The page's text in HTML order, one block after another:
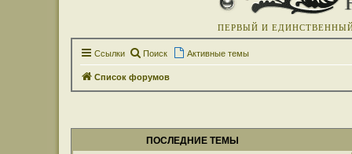
ПЕРВЫЙ И
Ссылки Поиск Активные темы
Список форумов
ПОСЛЕДНИЕ ТЕМЫ